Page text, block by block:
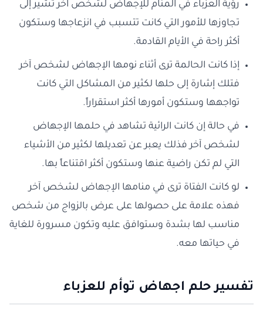
رؤية العزباء في المنام للإجهاض لشخص آخر تشير إلى
تجاوزها للأمور التي كانت تتسبب في انزعاجها وستكون
أكثر راحة في الأيام القادمة.
إذا كانت الحالمة ترى أثناء نومها الإجهاض لشخص آخر
فتلك إشارة إلى حلها لكثير من المشاكل التي كانت
تواجهها وستكون أمورها أكثر استقراراً.
في حالة إن كانت الرائية تشاهد في حلمها الإجهاض
لشخص آخر فذلك يعبر عن تعديلها لكثير من الأشياء
التي لم تكن راضية عنها وستكون أكثر اقتناعاً بها.
لو كانت الفتاة ترى في منامها الإجهاض لشخص آخر
فهذه علامة على حصولها على عرض بالزواج من شخص
مناسب لها بشدة وستوافق عليه وتكون مسرورة للغاية
في حياتها معه.
تفسير حلم اجهاض توأم للعزباء